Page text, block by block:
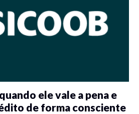
ele vale a pena e
de forma consciente